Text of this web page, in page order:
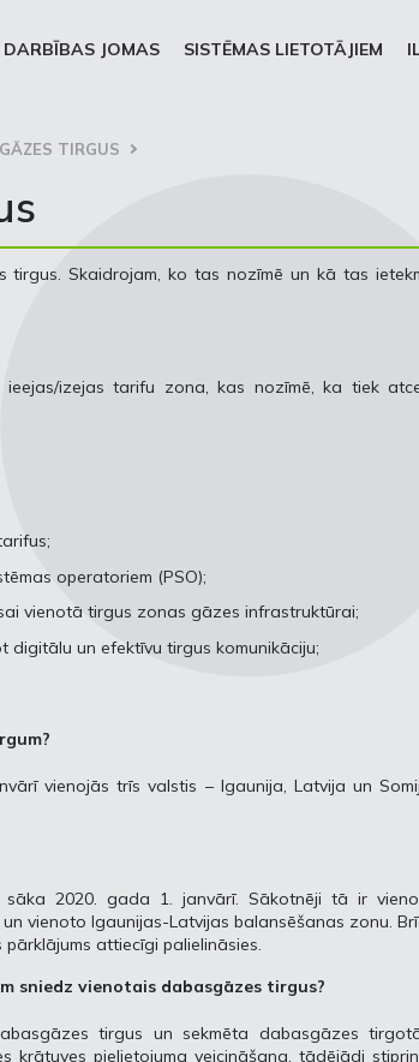
DARBĪBAS JOMAS SISTĒMAS LIETOTĀJIEM
TIRGUS
Skaidrojam, ko tas nozīmē un kā tas
izejas tarifu zona, kas nozīmē, ka tiek
operatoriem (PSO);
vienotā tirgus zonas gāzes infrastruktūrai;
un efektīvu tirgus komunikāciju;
vienojās trīs valstis – Igaunija, Latvija un
2020. gada 1. janvārī. Sākotnēji tā ir
vienoto Igaunijas-Latvijas balansēšanas zonu.
attiecīgi palielināsies.
sniedz vienotais dabasgāzes tirgus?
tirgus un sekmēta dabasgāzes
krātuves pielietojuma veicināšana, tādējādi